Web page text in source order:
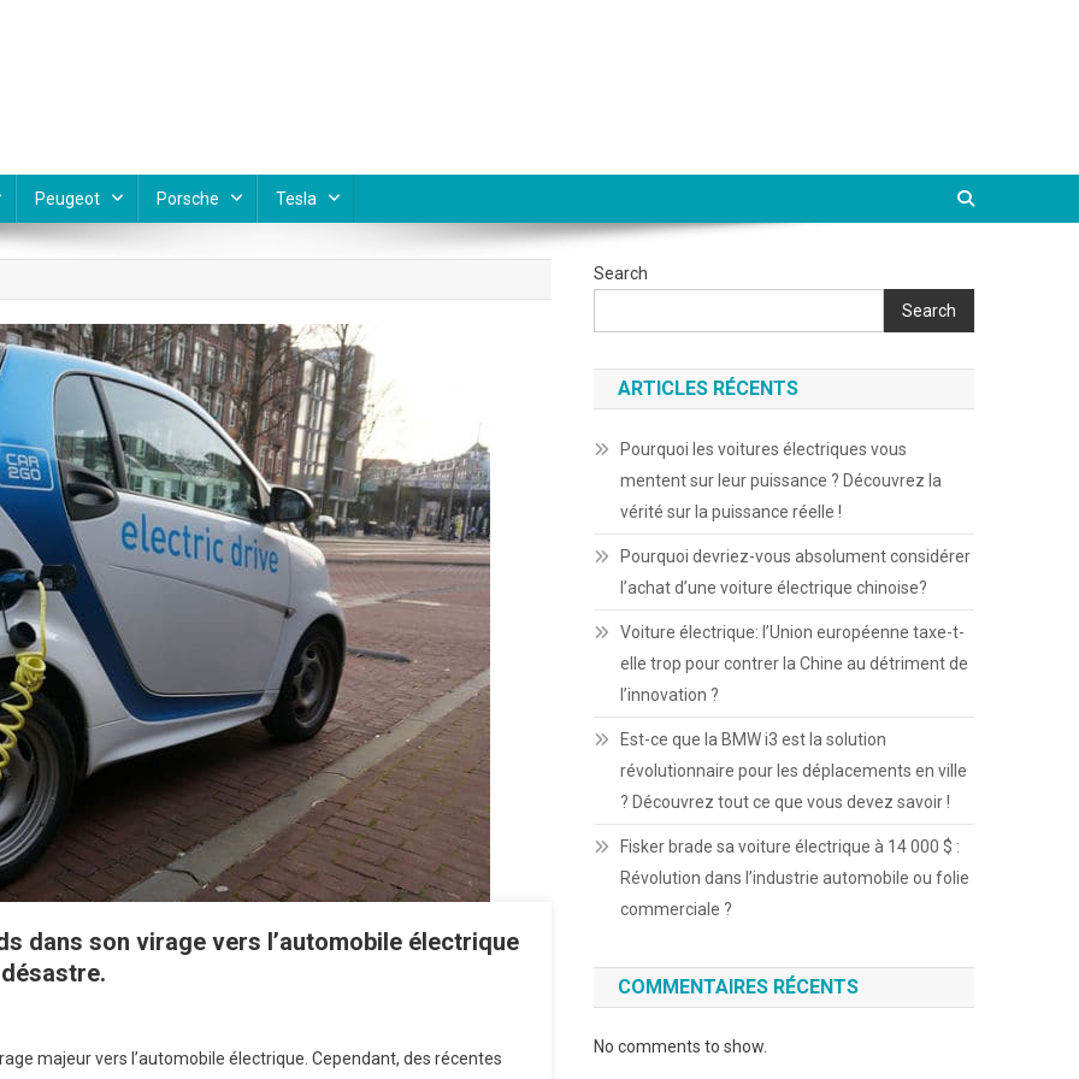
Peugeot Porsche Tesla
dans son virage vers l’automobile électrique
majeur vers l’automobile électrique. Cependant, des récentes
Search
Search
ARTICLES RÉCENTS
Pourquoi les voitures électriques vous
mentent sur leur puissance ? Découvrez la
vérité sur la puissance réelle !
Pourquoi devriez-vous absolument considérer
l’achat d’une voiture électrique chinoise?
Voiture électrique: l’Union européenne taxe-t-
elle trop pour contrer la Chine au détriment de
l’innovation ?
Est-ce que la BMW i3 est la solution
révolutionnaire pour les déplacements en ville
? Découvrez tout ce que vous devez savoir !
Fisker brade sa voiture électrique à 14 000 $ :
Révolution dans l’industrie automobile ou folie
commerciale ?
COMMENTAIRES RÉCENTS
No comments to show.